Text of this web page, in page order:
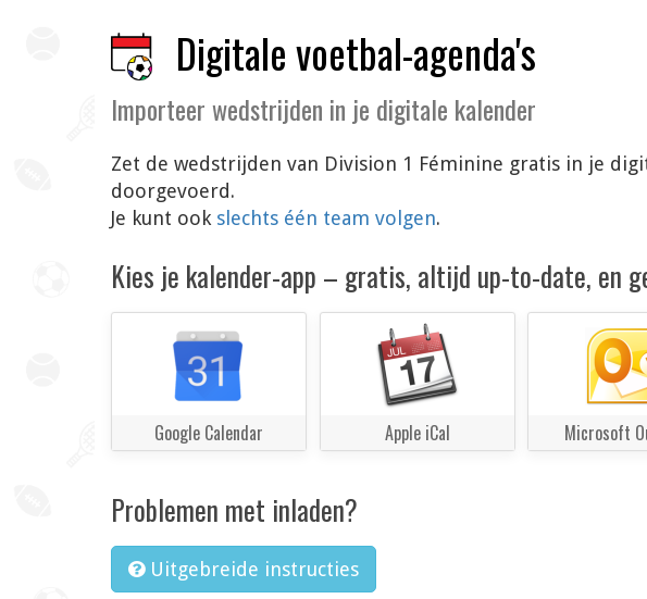
Digitale voetbal-agenda's
Importeer wedstrijden in je digitale kalender
Zet de wedstrijden van Division 1 Féminine gratis in je
doorgevoerd.
Je kunt ook slechts één team volgen.
Kies je kalender-app – gratis, altijd up-to-date, en
Google Calendar Apple iCal Microsoft
Problemen met inladen?
Uitgebreide instructies